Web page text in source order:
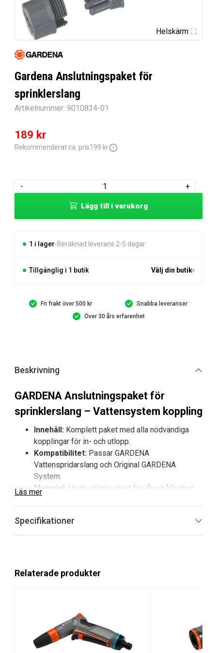
Helskärm
Gardena Anslutningspaket för
sprinklerslang
Artikelnummer: 9010834-01
Det
ursprungliga
199 kr.
189 kr
Det
nuvarande
189 kr.
Rekommenderat ca. pris199 kr
-
Gardena
sprinklerslang
+
Lägg till i varukorg
1 i lager Beräknad leverans 2-5 dagar
Tillgänglig i 1 butik Välj din butik
Fri frakt över 500 kr
Snabba leveranser
Över 30 års erfarenhet
Beskrivning
GARDENA Anslutningspaket för
sprinklerslang – Vattensystem koppling
Innehåll: Komplett paket med alla nödvändiga
kopplingar för in- och utlopp.
Kompatibilitet: Passar GARDENA
Vattenspridarslang och Original GARDENA
System.
Material: Högkvalitativ plast för lång hållbarhet
effektiv bevattning utan krångel.
GARDENA Anslutningspaket för
sprinklerslang
Komplett paket:
Innehåller alla kopplingar som
Läs mer
Specifikationer
Relaterade produkter